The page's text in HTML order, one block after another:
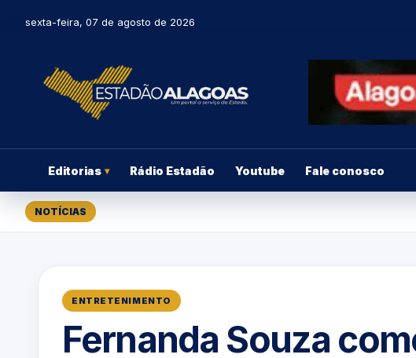
sexta-feira, 07 de agosto de 2026
Editorias ▾ Rádio Estadão Youtube Fale conosco
NOTÍCIAS
ENTRETENIMENTO
Fernanda Souza